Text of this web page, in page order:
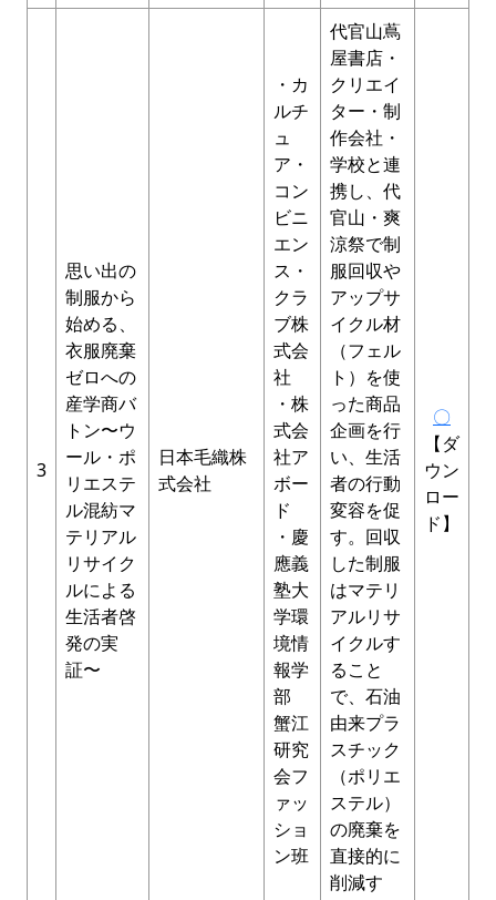
3
思い出の
制服から
始める、
衣服廃棄
ゼロへの
産学商バ
トン〜ウ
ール・ポ
リエステ
ル混紡マ
テリアル
リサイク
ルによる
生活者啓
発の実
証〜
日本毛織株
式会社
・カ
ルチ
ュ
ア・
コン
ビニ
エン
ス・
クラ
ブ株
式会
社
・株
式会
社ア
ボー
ド
・慶
應義
塾大
学環
境情
報学
部
蟹江
研究
会フ
ァッ
ショ
ン班
代官山蔦
屋書店・
クリエイ
ター・制
作会社・
学校と連
携し、代
官山・爽
涼祭で制
服回収や
アップサ
イクル材
（フェル
ト）を使
った商品
企画を行
い、生活
者の行動
変容を促
す。回収
した制服
はマテリ
アルリサ
イクルす
ること
で、石油
由来プラ
スチック
（ポリエ
ステル）
の廃棄を
直接的に
削減す
〇
【ダ
ウン
ロー
ド】